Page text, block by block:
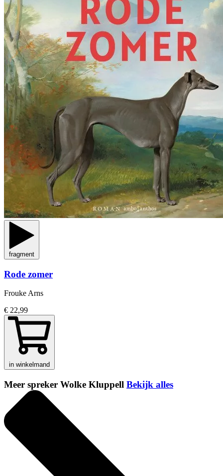
fragment
Rode zomer
Frouke Arns
€ 22,99
in winkelmand
Meer spreker Wolke Kluppell Bekijk alles